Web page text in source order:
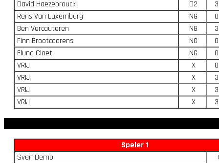
David Haezebrouck D2
3
Rens Van Luxemburg
NG
0
Ben Vercauteren
NG
3
Finn Brootcoorens
NG
0
Eluna Cloet
NG
0
VRIJ
X
0
VRIJ
X
3
VRIJ
X
3
VRIJ
X 3
Speler 1
Sven Demol